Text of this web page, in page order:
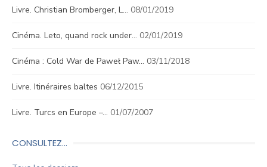
Livre. Christian Bromberger, L… 08/01/2019
Cinéma. Leto, quand rock under… 02/01/2019
Cinéma : Cold War de Paweł Paw… 03/11/2018
Livre. Itinéraires baltes 06/12/2015
Livre. Turcs en Europe –… 01/07/2007
CONSULTEZ…